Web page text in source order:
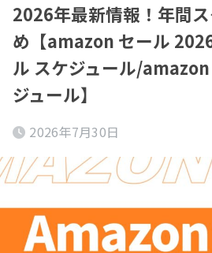
2026年最新情報！年間
め【amazon セール
ル スケジュール/
ジュール】
2026年7月30日